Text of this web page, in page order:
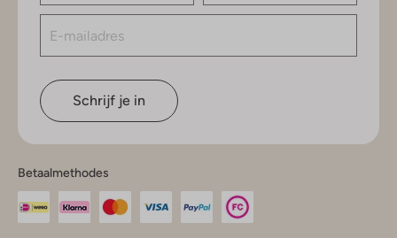
Schrijf je in
Betaalmethodes